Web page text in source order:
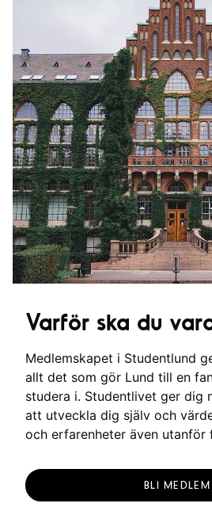
Varför ska du
Medlemskapet i Studentlund
allt det som gör Lund till en
studera i. Studentlivet ger dig
att utveckla dig själv och
och erfarenheter även utanför
BLI MEDLEM